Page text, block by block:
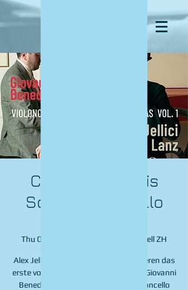
CD-Taufe: Plattis
Sonaten für Cello
Thu 05 Dec Reformierte Kirche Zell ZH
Alex Jellici und Matías Lanz präsentieren das
erste von drei geplanten Albums mit Giovanni
Benedetto Plattis Sonaten für Violoncello